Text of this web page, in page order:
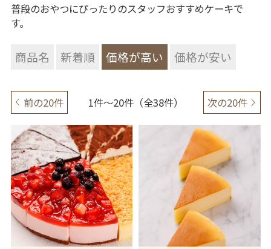
普段のおやつにぴったりのスタッフおすすめケーキで
す。
商品名 新着順 価格が高い 価格が安い
前の20件 1件～20件（全38件） 次の20件